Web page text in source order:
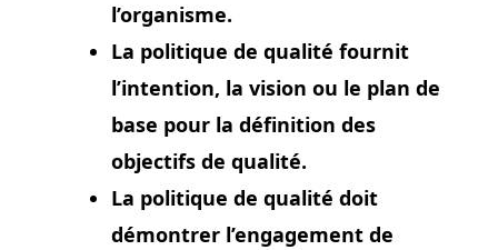
l’organisme.
La politique de qualité fournit
l’intention, la vision ou le plan de
base pour la définition des
objectifs de qualité.
La politique de qualité doit
démontrer l’engagement de